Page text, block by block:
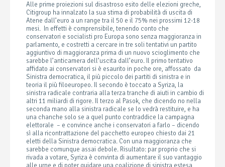
Alle prime proiezioni sul disastroso esito delle elezioni greche,
Citigroup ha innalzato la sua stima di probabilità di uscita di
Atene dall’euro a un range tra il 50 e il 75% nei prossimi 12-18
mesi. In effetti è comprensibile, tenendo conto che
conservatori e socialisti pro Europa sono senza maggioranza in
parlamento, e costretti a cercare in tre soli tentativi un partito
aggiuntivo di maggioranza prima di un nuovo scioglimento che
sarebbe l’anticamera dell’uscita dall’euro. Il primo tentativo
affidato ai conservatori si è esaurito in poche ore, affossato da
Sinistra democratica, il più piccolo dei partiti di sinistra e in
teoria il più filoeuropeo. Il secondo è toccato a Syriza, la
sinistra radicale contraria alla terza tranche di aiuti in cambio di
altri 11 miliardi di rigore. Il terzo al Pasok, che dicendo no nella
seconda mano alla sinistra radicale se lo vedrà restituire, e ha
una chanche solo se a quel punto contraddice la campagna
elettorale – e convince anche i conservatori a farlo – dicendo
sì alla ricontrattazione del pacchetto europeo chiesto dai 21
eletti della Sinistra democratica. Con una maggioranza che
sarebbe comunque assai debole. Risultato: par proprio che si
rivada a votare, Syriza è convinta di aumentare il suo vantaggio